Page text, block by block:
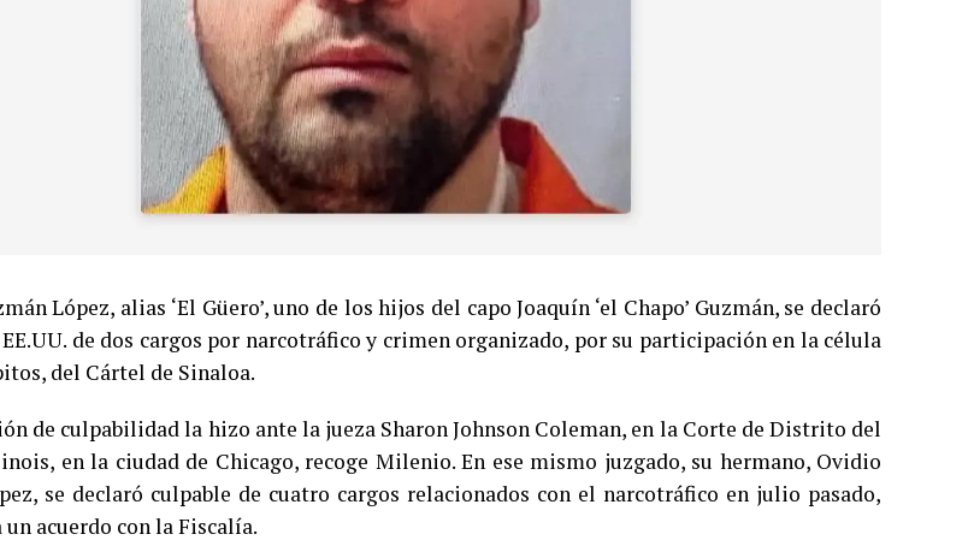
López, alias ‘El Güero’, uno de los hijos del capo Joaquín ‘el Chapo’ Guzmán, se declaró
de dos cargos por narcotráfico y crimen organizado, por su participación en la célula
del Cártel de Sinaloa.
de culpabilidad la hizo ante la jueza Sharon Johnson Coleman, en la Corte de Distrito del
en la ciudad de Chicago, recoge Milenio. En ese mismo juzgado, su hermano, Ovidio
se declaró culpable de cuatro cargos relacionados con el narcotráfico en julio pasado,
acuerdo con la Fiscalía.